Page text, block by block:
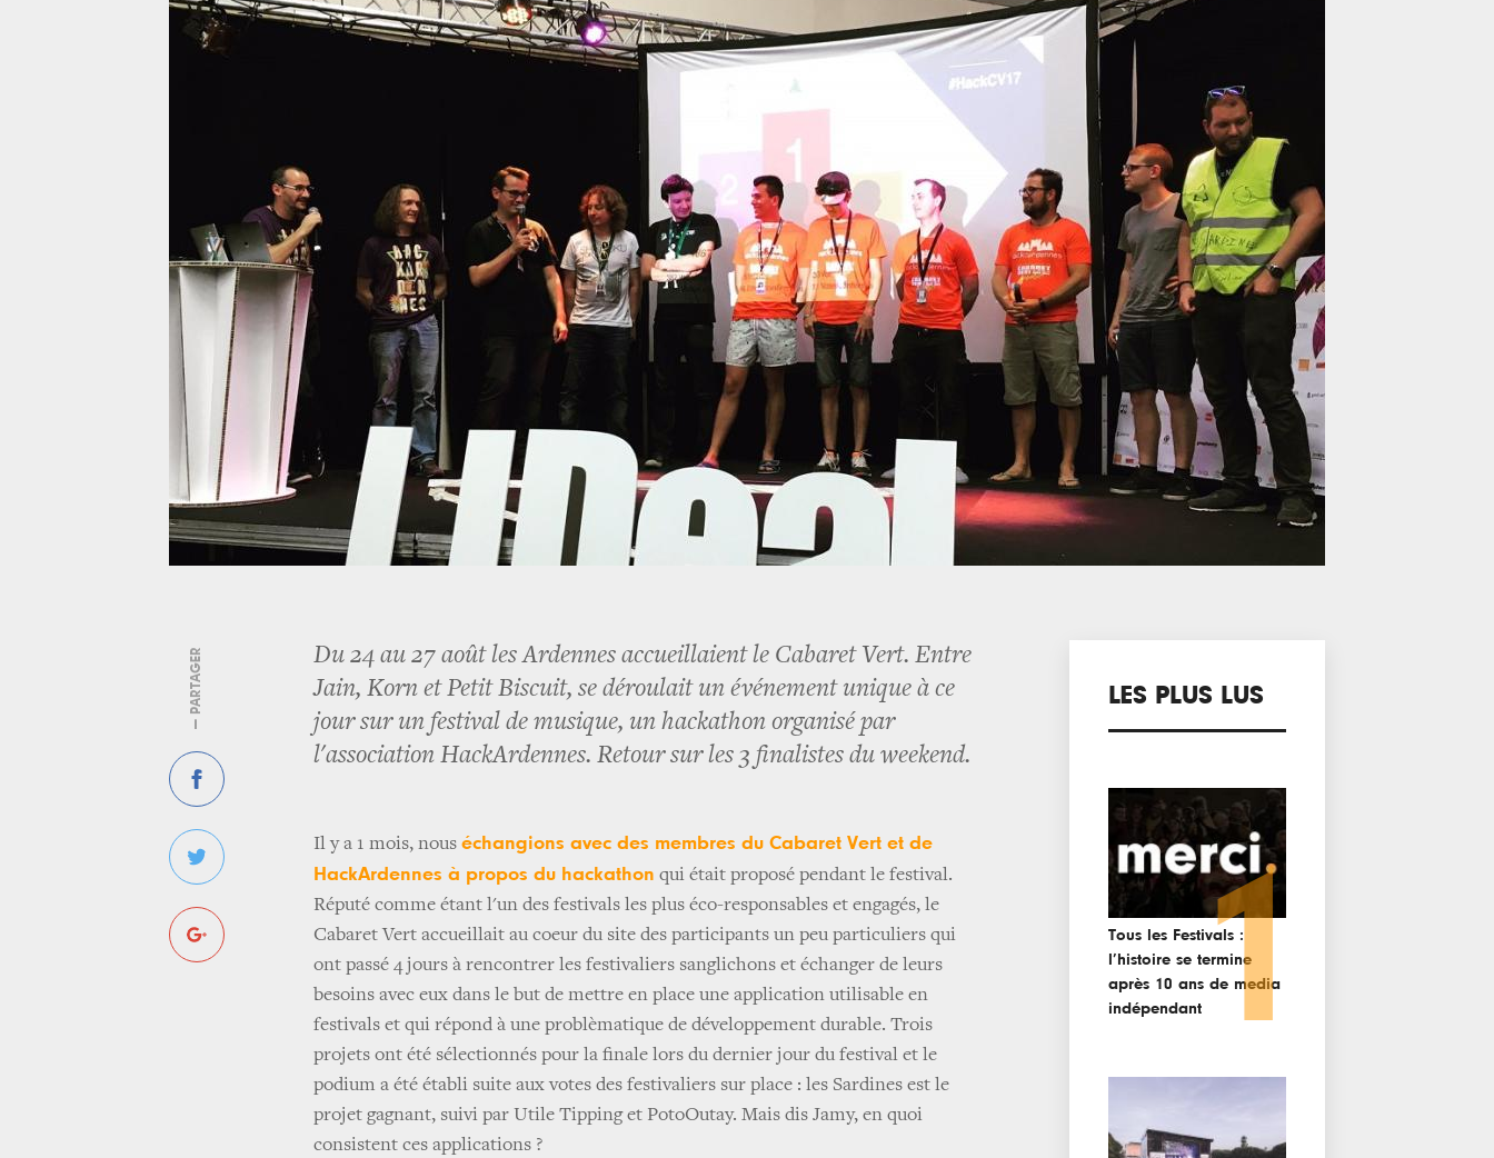
— PARTAGER
Du 24 au 27 août les Ardennes accueillaient le Cabaret Vert. Entre
Jain, Korn et Petit Biscuit, se déroulait un événement unique à ce
jour sur un festival de musique, un hackathon organisé par
l'association HackArdennes. Retour sur les 3 finalistes du weekend.
Il y a 1 mois, nous échangions avec des membres du Cabaret Vert et de
HackArdennes à propos du hackathon qui était proposé pendant le festival.
Réputé comme étant l'un des festivals les plus éco-responsables et engagés, le
Cabaret Vert accueillait au coeur du site des participants un peu particuliers qui
ont passé 4 jours à rencontrer les festivaliers sanglichons et échanger de leurs
besoins avec eux dans le but de mettre en place une application utilisable en
festivals et qui répond à une problèmatique de développement durable. Trois
projets ont été sélectionnés pour la finale lors du dernier jour du festival et le
podium a été établi suite aux votes des festivaliers sur place : les Sardines est le
projet gagnant, suivi par Utile Tipping et PotoOutay. Mais dis Jamy, en quoi
consistent ces applications ?
LES PLUS LUS
Tous les Festivals :
l’histoire se termine
après 10 ans de media
indépendant1